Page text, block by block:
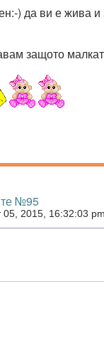
) да ви е жива
защото
№95
05, 2015, 16:32:03